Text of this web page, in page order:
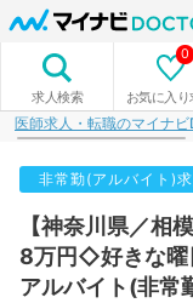
求人検索 お気に入り
0
医師求人・転職のマイナ
非常勤(アルバイト)求
【神奈川県／相
8万円◇好きな曜
アルバイト(非常